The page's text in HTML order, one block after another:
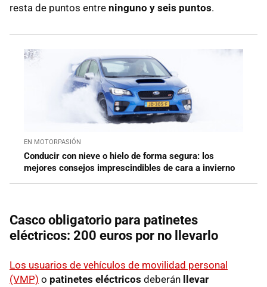
resta de puntos entre ninguno y seis puntos.
EN MOTORPASIÓN
Conducir con nieve o hielo de forma segura: los
mejores consejos imprescindibles de cara a invierno
Casco obligatorio para patinetes
eléctricos: 200 euros por no llevarlo
Los usuarios de vehículos de movilidad personal
(VMP) o patinetes eléctricos deberán llevar